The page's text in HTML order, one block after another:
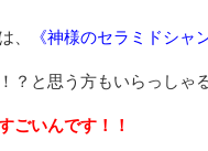
、 《神様のセラミドシャ
？と思う方もいらっしゃ
ごいんです！！